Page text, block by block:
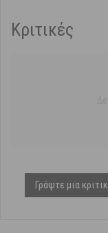
Κριτικές
Γράψτε μια